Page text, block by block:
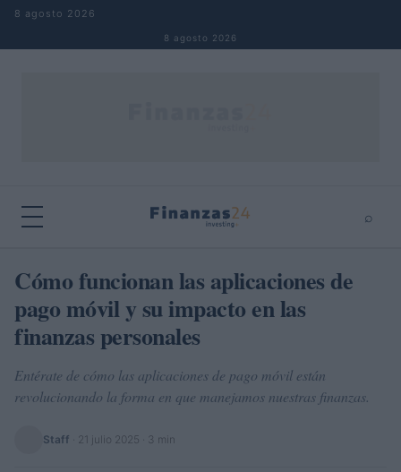
Saltar al contenido
8 agosto 2026
8 agosto 2026
⌕
Buscar ⌕
Cómo funcionan las aplicaciones de
pago móvil y su impacto en las
finanzas personales
Entérate de cómo las aplicaciones de pago móvil están
revolucionando la forma en que manejamos nuestras finanzas.
Staff 21 julio 2025 · 3 min